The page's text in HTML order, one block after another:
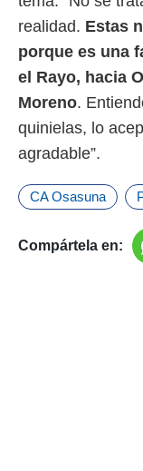
realidad. Estas
porque es una
el Rayo, hacia
Moreno.
quinielas, lo
agradable”.
CA Osasuna
Compártela en: